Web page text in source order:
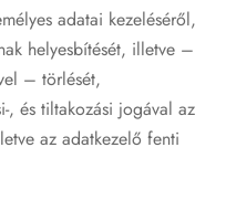
adatai kezeléséről,
helyesbítését, illetve –
– törlését,
, és tiltakozási jogával az
az adatkezelő fenti